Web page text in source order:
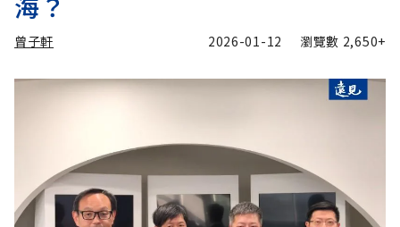
曾子軒 2026-01-12 瀏覽數 2,650+